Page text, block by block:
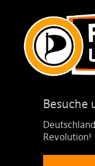
Besuche
Revolution!